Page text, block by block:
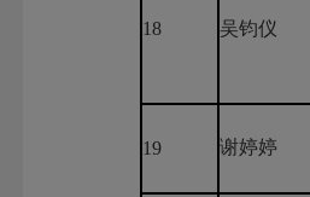
18 吴钧仪
19 谢婷婷